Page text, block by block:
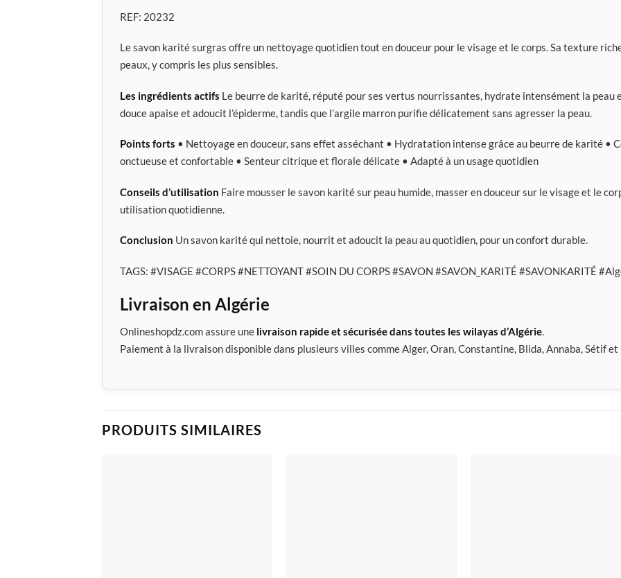
REF: 20232
Le savon karité surgras offre un nettoyage quotidien tout en douceur pour le visage et le corps. Sa texture
peaux, y compris les plus sensibles.
Les ingrédients actifs Le beurre de karité, réputé pour ses vertus nourrissantes, hydrate intensément la peau
douce apaise et adoucit l’épiderme, tandis que l’argile marron purifie délicatement sans agresser la peau.
Points forts • Nettoyage en douceur, sans effet asséchant • Hydratation intense grâce au beurre de karité •
onctueuse et confortable • Senteur citrique et florale délicate • Adapté à un usage quotidien
Conseils d’utilisation Faire mousser le savon karité sur peau humide, masser en douceur sur le visage et le
utilisation quotidienne.
Conclusion Un savon karité qui nettoie, nourrit et adoucit la peau au quotidien, pour un confort durable.
TAGS: #VISAGE #CORPS#NETTOYANT#SOIN DU CORPS
Livraison en Algérie
Onlineshopdz.com assure une livraison rapide et sécurisée dans toutes les wilayas d’Algérie.
Paiement à la livraison disponible dans plusieurs villes comme Alger, Oran, Constantine, Blida, Annaba, Sétif et
PRODUITS SIMILAIRES